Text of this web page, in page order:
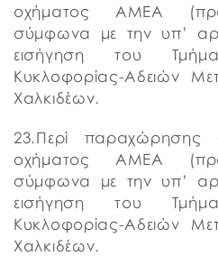
οχήματος ΑΜΕΑ
σύμφωνα με την υπ’
εισήγηση του
Κυκλοφορίας-Αδειών
Χαλκιδέων.
23.Περί παραχώρησης
οχήματος ΑΜΕΑ
σύμφωνα με την υπ’
εισήγηση του
Κυκλοφορίας-Αδειών
Χαλκιδέων.